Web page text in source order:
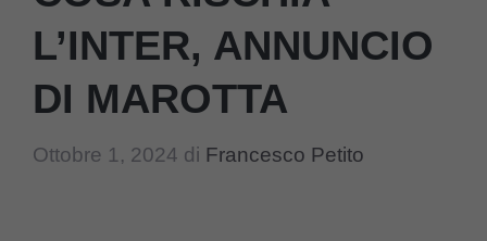
L’INTER, ANNUNCIO
DI MAROTTA
Ottobre 1, 2024 di Francesco Petito